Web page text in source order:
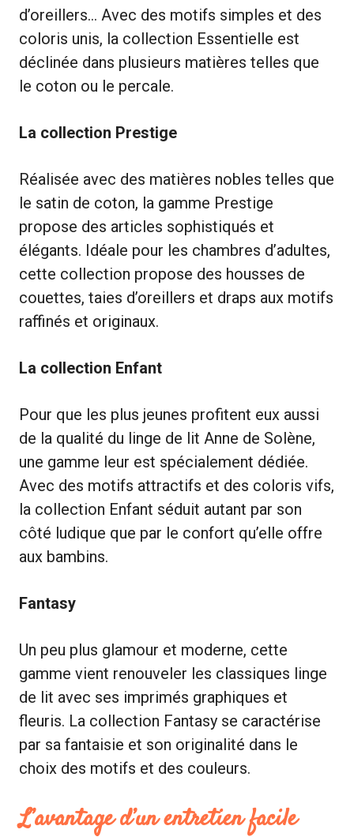
d’oreillers… Avec des motifs simples et des
coloris unis, la collection Essentielle est
déclinée dans plusieurs matières telles que
le coton ou le percale.
La collection Prestige
Réalisée avec des matières nobles telles que
le satin de coton, la gamme Prestige
propose des articles sophistiqués et
élégants. Idéale pour les chambres d’adultes,
cette collection propose des housses de
couettes, taies d’oreillers et draps aux motifs
raffinés et originaux.
La collection Enfant
Pour que les plus jeunes profitent eux aussi
de la qualité du linge de lit Anne de Solène,
une gamme leur est spécialement dédiée.
Avec des motifs attractifs et des coloris vifs,
la collection Enfant séduit autant par son
côté ludique que par le confort qu’elle offre
aux bambins.
Fantasy
Un peu plus glamour et moderne, cette
gamme vient renouveler les classiques linge
de lit avec ses imprimés graphiques et
fleuris. La collection Fantasy se caractérise
par sa fantaisie et son originalité dans le
choix des motifs et des couleurs.
L’avantage d’un entretien facile